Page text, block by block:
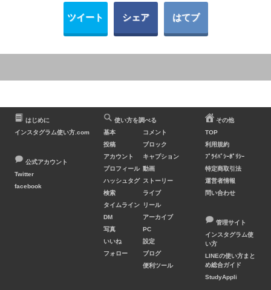
ツイート シェア はてブ
はじめに
インスタグラム使い方.com
公式アカウント
Twitter
facebook
使い方を調べる
基本
投稿
アカウント
プロフィール
ハッシュタグ
検索
タイムライン
DM
写真
いいね
フォロー
コメント
ブロック
キャプション
動画
ストーリー
ライブ
リール
アーカイブ
PC
設定
ブログ
便利ツール
その他
TOP
利用規約
ﾌﾟﾗｲﾊﾞｼｰﾎﾟﾘｼｰ
特定商取引法
運営者情報
問い合わせ
管理サイト
インスタグラム使
い方
LINEの使い方まと
め総合ガイド
StudyAppli